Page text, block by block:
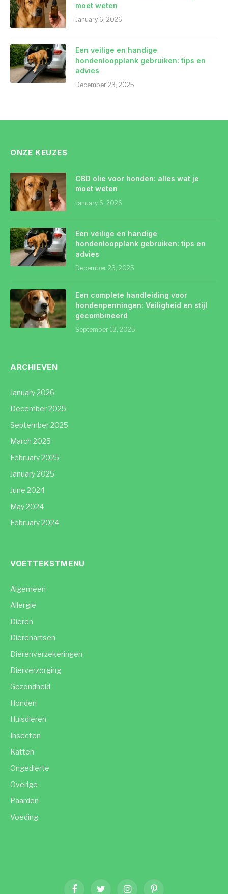
moet weten
January 6, 2026
Een veilige en handige
hondenloopplank gebruiken: tips en
advies
December 23, 2025
ONZE KEUZES
CBD olie voor honden: alles wat je
moet weten
January 6, 2026
Een veilige en handige
hondenloopplank gebruiken: tips en
advies
December 23, 2025
Een complete handleiding voor
hondenpenningen: Veiligheid en stijl
gecombineerd
September 13, 2025
ARCHIEVEN
January 2026
December 2025
September 2025
March 2025
February 2025
January 2025
June 2024
May 2024
February 2024
VOETTEKSTMENU
Algemeen
Allergie
Dieren
Dierenartsen
Dierenverzekeringen
Dierverzorging
Gezondheid
Honden
Huisdieren
Insecten
Katten
Ongedierte
Overige
Paarden
Voeding